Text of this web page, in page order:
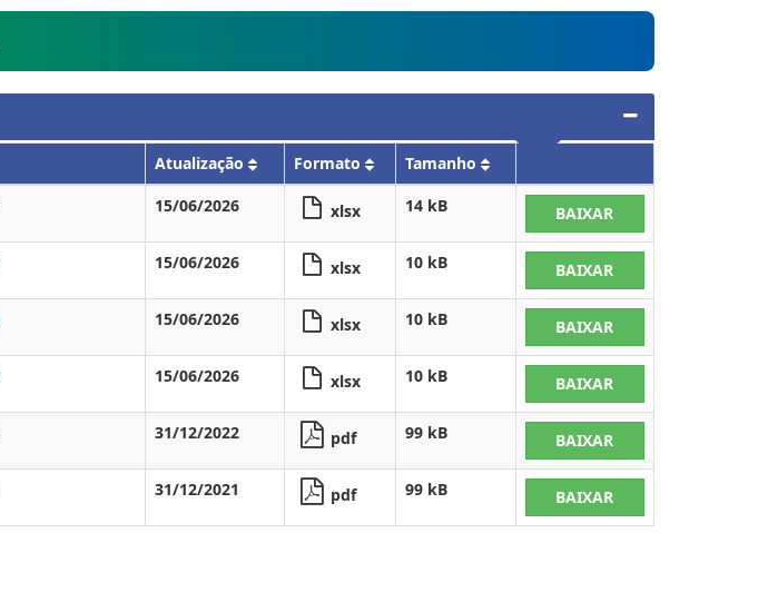
Atualização Formato
Tamanho
15/06/2026 xlsx 14 kB BAIXAR
15/06/2026 xlsx 10 kB BAIXAR
15/06/2026 xlsx 10 kB BAIXAR
15/06/2026 xlsx 10 kB BAIXAR
31/12/2022 pdf 99 kB BAIXAR
31/12/2021 pdf 99 kB BAIXAR